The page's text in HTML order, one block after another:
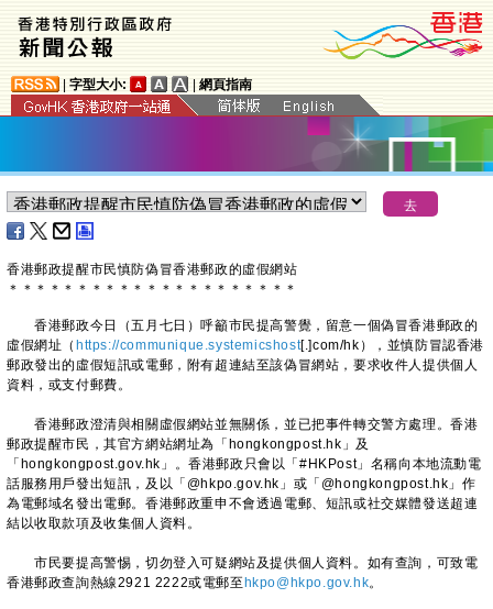
字型大小: 網頁指南
香港郵政提醒市民慎防偽冒香港郵政的虛假網站
＊ ＊ ＊ ＊ ＊ ＊ ＊ ＊ ＊ ＊ ＊ ＊ ＊ ＊ ＊ ＊ ＊ ＊ ＊ ＊ ＊
香港郵政今日（五月七日）呼籲市民提高警覺，留意一個偽冒香港郵政的
虛假網址（ https://communique.systemicshost[.]com/hk），並慎防冒認香港
郵政發出的虛假短訊或電郵，附有超連結至該偽冒網站，要求收件人提供個人
資料，或支付郵費。
香港郵政澄清與相關虛假網站並無關係，並已把事件轉交警方處理。香港
郵政提醒市民，其官方網站網址為「hongkongpost.hk」及
「hongkongpost.gov.hk」。香港郵政只會以「#HKPost」名稱向本地流動電
話服務用戶發出短訊，及以「@hkpo.gov.hk」或「@hongkongpost.hk」作
為電郵域名發出電郵。香港郵政重申不會透過電郵、短訊或社交媒體發送超連
結以收取款項及收集個人資料。
市民要提高警惕，切勿登入可疑網站及提供個人資料。如有查詢，可致電
香港郵政查詢熱線2921 2222或電郵至 hkpo@hkpo.gov.hk。